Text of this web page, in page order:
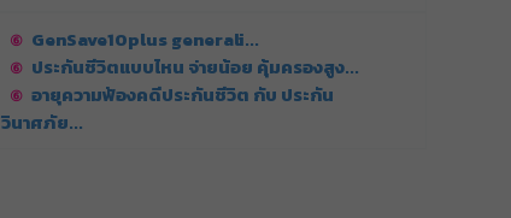
GenSave10plus generali...
ประกันชีวิตแบบไหน จ่ายน้อย คุ้มครองสูง...
อายุความฟ้องคดีประกันชีวิต กับ ประกัน
วินาศภัย...